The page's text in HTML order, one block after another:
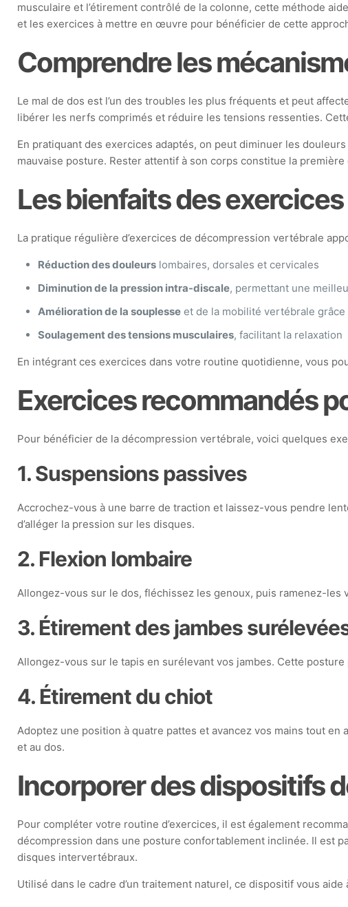
musculaire et l’étirement contrôlé de la colonne, cette méthode
et les exercices à mettre en œuvre pour bénéficier de cette
Comprendre les
Le mal de dos est l’un des troubles les plus fréquents et peut
libérer les nerfs comprimés et réduire les tensions ressenties.
En pratiquant des exercices adaptés, on peut diminuer les
mauvaise posture. Rester attentif à son corps constitue la
Les bienfaits des
La pratique régulière d’exercices de décompression vertébrale
Réduction des douleurs lombaires, dorsales et cervicales
Diminution de la pression intra-discale, permettant une
Amélioration de la souplesse et de la mobilité vertébrale
Soulagement des tensions musculaires, facilitant la relaxation
En intégrant ces exercices dans votre routine quotidienne, vous
Exercices recommandés
Pour bénéficier de la décompression vertébrale, voici quelques
1. Suspensions passives
Accrochez-vous à une barre de traction et laissez-vous pendre
d’alléger la pression sur les disques.
2. Flexion lombaire
Allongez-vous sur le dos, fléchissez les genoux, puis ramenez-
3. Étirement des jambes
Allongez-vous sur le tapis en surélevant vos jambes. Cette
4. Étirement du chiot
Adoptez une position à quatre pattes et avancez vos mains tout
et au dos.
Incorporer des dispositifs
Pour compléter votre routine d’exercices, il est également
décompression dans une posture confortablement inclinée. Il est
disques intervertébraux.
Utilisé dans le cadre d’un traitement naturel, ce dispositif vous